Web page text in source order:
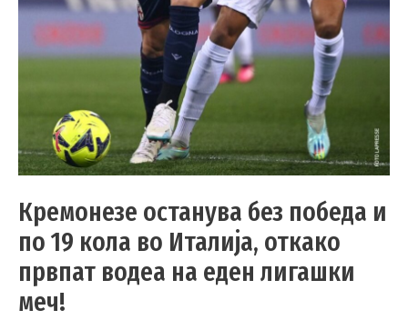
Кремонезе останува без победа и
по 19 кола во Италија, откако
првпат водеа на еден лигашки
меч!